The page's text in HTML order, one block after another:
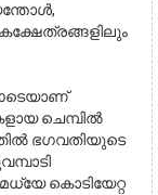
ഓടെയാണ്
ചെമ്പിൽ
ഭഗവതിയുടെ
കൊടിയേറ്റ